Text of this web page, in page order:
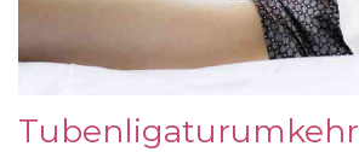
Tubenligaturumkehr